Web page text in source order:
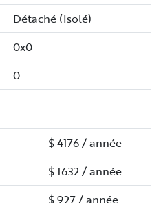
Détaché (Isolé)
0x0
0
$ 4176 / année
$ 1632 / année
$ 927 / année